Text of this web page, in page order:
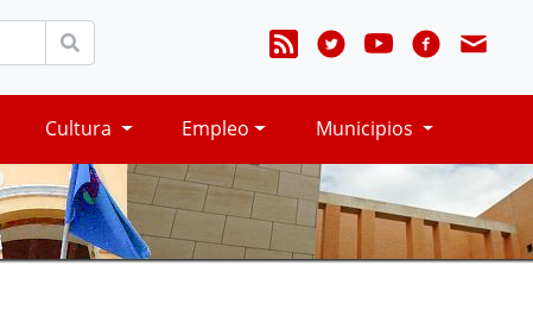
Cultura Empleo Municipios